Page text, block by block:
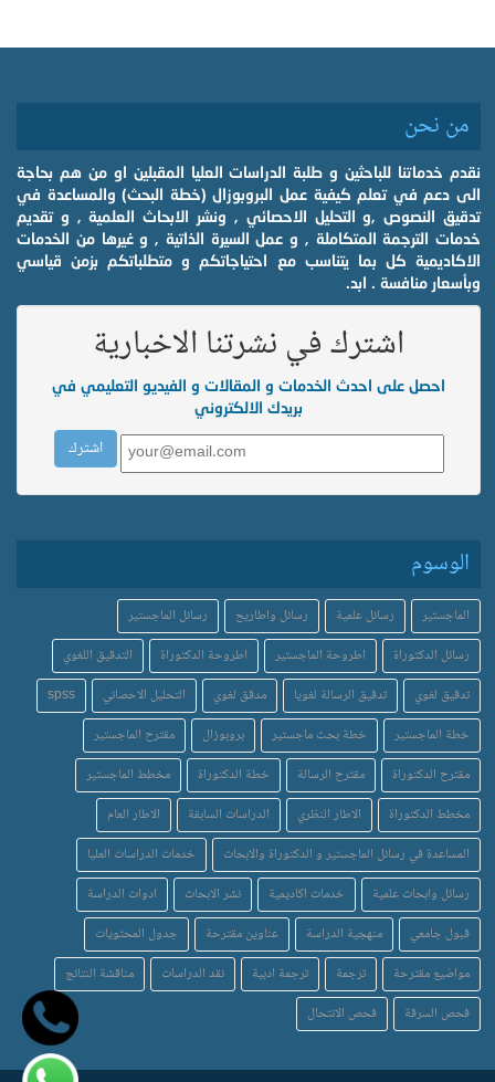
من نحن
نقدم خدماتنا للباحثين و طلبة الدراسات العليا المقبلين او من هم بحاجة
الى دعم في تعلم كيفية عمل البروبوزال (خطة البحث) والمساعدة في
تدقيق النصوص ,و التحليل الاحصائي , ونشر الابحاث العلمية , و تقديم
خدمات الترجمة المتكاملة , و عمل السيرة الذاتية , و غيرها من الخدمات
الاكاديمية كل بما يتناسب مع احتياجاتكم و متطلباتكم بزمن قياسي
وبأسعار منافسة . ابد.
اشترك في نشرتنا الاخبارية
احصل على احدث الخدمات و المقالات و الفيديو التعليمي في
بريدك الالكتروني
الوسوم
الماجستير رسائل علمية رسائل واطاريح
رسائل الماجستير
رسائل الدكتوراة
اطروحة الماجستير اطروحة الدكتوراة
التدقيق اللغوي
تدقيق لغوي
تدقيق الرسالة لغويا مدقق لغوي التحليل الاحصائي
spss
خطة الماجستير
خطة بحث ماجستير بروبوزال
مقترح الماجستير
مقترح الدكتوراة
مقترح الرسالة خطة الدكتوراة
مخطط الماجستير
مخطط الدكتوراة
الاطار النظري الدراسات السابقة
الاطار العام
المساعدة في رسائل الماجستير و الدكتوراة والابحاث
خدمات الدراسات العليا
رسائل وابحاث علمية
خدمات اكاديمية نشر الابحاث
ادوات الدراسة
قبول جامعي
منهجية الدراسة عناوين مقترحة
جدول المحتويات
مواضيع مقترحة
ترجمة ترجمة ادبية نقد الدراسات
مناقشة النتائج
فحص السرقة
فحص الانتحال